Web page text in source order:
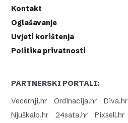
Kontakt
Oglašavanje
Uvjeti korištenja
Politika privatnosti
PARTNERSKI PORTALI:
Vecernji.hr
Ordinacija.hr Diva.hr
Njuškalo.hr
24sata.hr Pixsell.hr